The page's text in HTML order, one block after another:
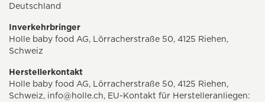
Deutschland
Inverkehrbringer
Holle baby food AG, Lörracherstraße 50, 4125 Riehen,
Schweiz
Herstellerkontakt
Holle baby food AG, Lörracherstraße 50, 4125 Riehen,
Schweiz, info@holle.ch, EU-Kontakt für Herstelleranliegen: